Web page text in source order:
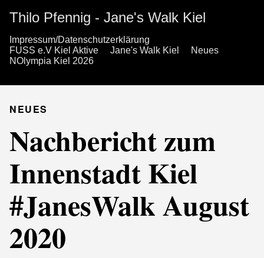
Thilo Pfennig - Jane's Walk Kiel
Impressum/Datenschutzerklärung
FUSS e.V Kiel Aktive
Jane's Walk Kiel
Neues
NOlympia Kiel 2026
NEUES
Nachbericht zum
Innenstadt Kiel
#JanesWalk August
2020